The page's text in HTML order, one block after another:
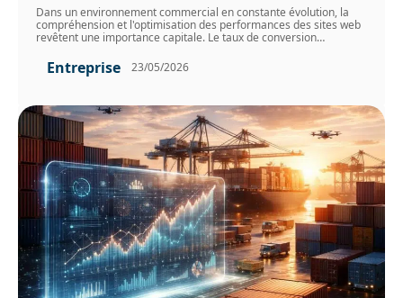
Dans un environnement commercial en constante évolution, la
compréhension et l'optimisation des performances des sites web
revêtent une importance capitale. Le taux de conversion…
Entreprise 23/05/2026